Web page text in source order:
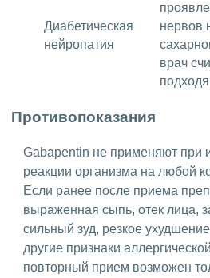
Диабетическая
нейропатия
нервов
врач
Противопоказания
Gabapentin не применяют при
реакции организма на любой
Если ранее после приема
выраженная сыпь, отек лица,
сильный зуд, резкое
другие признаки
повторный прием возможен